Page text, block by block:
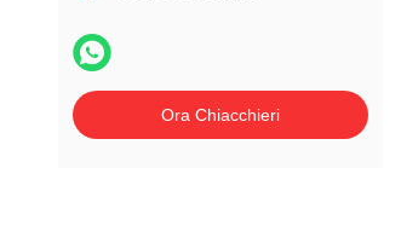
Ora Chiacchieri